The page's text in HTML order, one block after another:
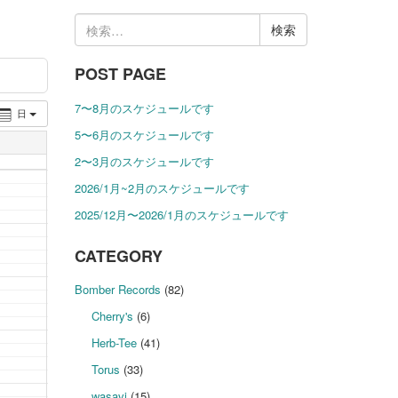
日
検
索:
POST PAGE
7〜8月のスケジュールです
5〜6月のスケジュールです
2〜3月のスケジュールです
2026/1月~2月のスケジュールです
2025/12月〜2026/1月のスケジュールです
CATEGORY
Bomber Records (82)
Cherry's (6)
Herb-Tee (41)
Torus (33)